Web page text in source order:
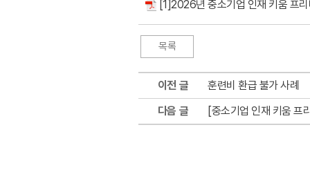
[1]2026년 중소기업 인재 키움 프
이전 글
훈련비 환급 불가 사례
다음 글
[중소기업 인재 키움 프